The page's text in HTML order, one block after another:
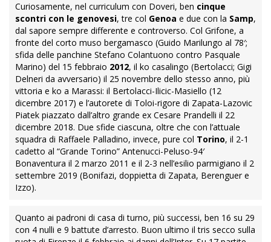
Curiosamente, nel curriculum con Doveri, ben cinque
scontri con le genovesi, tre col Genoa e due con la Samp,
dal sapore sempre differente e controverso. Col Grifone, a
fronte del corto muso bergamasco (Guido Marilungo al 78′;
sfida delle panchine Stefano Colantuono contro Pasquale
Marino) del 15 febbraio 2012, il ko casalingo (Bertolacci; Gigi
Delneri da avversario) il 25 novembre dello stesso anno, più
vittoria e ko a Marassi: il Bertolacci-Ilicic-Masiello (12
dicembre 2017) e l’autorete di Toloi-rigore di Zapata-Lazovic
Piatek piazzato dall’altro grande ex Cesare Prandelli il 22
dicembre 2018. Due sfide ciascuna, oltre che con l’attuale
squadra di Raffaele Palladino, invece, pure col Torino, il 2-1
cadetto al “Grande Torino” Antenucci-Peluso-94′
Bonaventura il 2 marzo 2011 e il 2-3 nell’esilio parmigiano il 2
settembre 2019 (Bonifazi, doppietta di Zapata, Berenguer e
Izzo).
Quanto ai padroni di casa di turno, più successi, ben 16 su 29
con 4 nulli e 9 battute d’arresto. Buon ultimo il tris secco sulla